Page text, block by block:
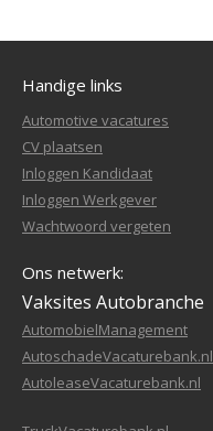
Handige links
Automotive vacatures
CV plaatsen
Inloggen Kandidaat
Inloggen Werkgever
Wachtwoord vergeten
Ons netwerk:
Vaksites Autobranche
AutomobielManagement
AutoschadeVacaturebank.nl
AutoleaseVacaturebank.nl